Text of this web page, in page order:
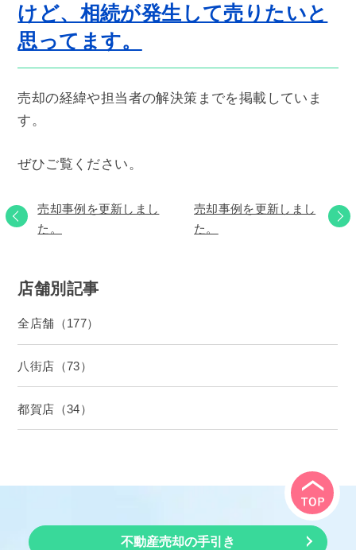
けど、相続が発生して売りたいと
思ってます。
売却の経緯や担当者の解決策までを掲載していま
す。
ぜひご覧ください。
売却事例を更新しまし
た。
売却事例を更新しまし
た。
店舗別記事
全店舗（177）
八街店（73）
都賀店（34）
不動産売却の手引き